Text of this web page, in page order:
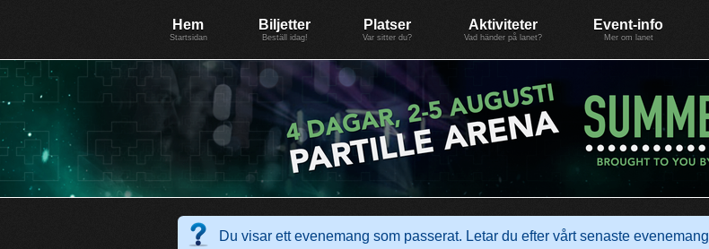
Hem
Startsidan
Biljetter
Beställ idag!
Platser
Var sitter du?
Aktiviteter
Vad händer på lanet?
Event-info
Mer om lanet
Du visar ett evenemang som passerat. Letar du efter vårt senaste evenemang